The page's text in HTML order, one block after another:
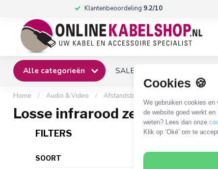
Cookies 🍪
We gebruiken cookies en
de website goed werkt
weten? Lees dan onze
Klik op ‘Oké’ om te
Klantenbeoordeling 9.2/10
Alle categorieën SALE
Home / Audio & Video / Afstandsbedieningen
Losse infrarood zender
FILTERS
SOORT
5